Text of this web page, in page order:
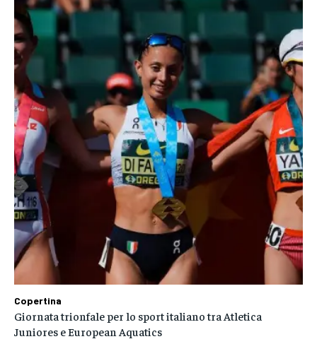
Copertina
Giornata trionfale per lo sport italiano tra Atletica
Juniores e European Aquatics